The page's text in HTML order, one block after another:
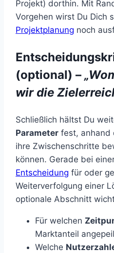
Projekt) dorthin. Mit
Vorgehen wirst Du Dich
Projektplanung noch
(optional) –
wir die
Schließlich hältst Du
Parameter fest, anhand
ihre Zwischenschritte
können. Gerade bei
Entscheidung für oder
Weiterverfolgung einer
optionale Abschnitt
Für welchen
Marktanteil
Welche